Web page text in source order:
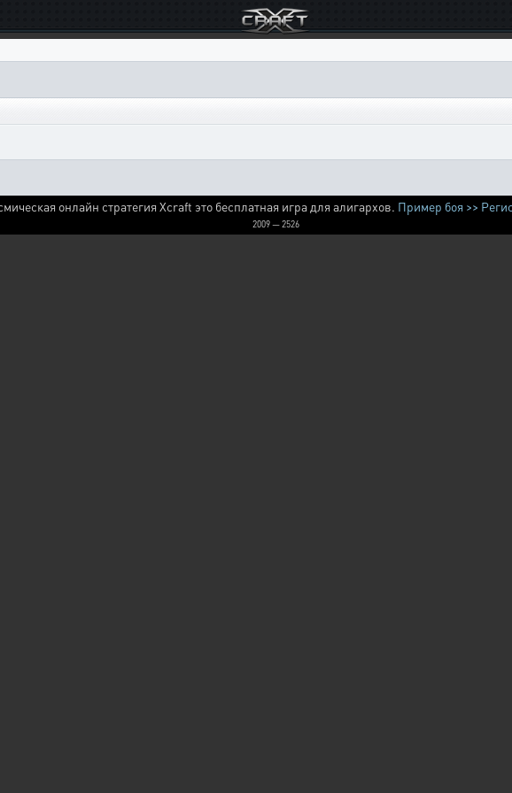
онлайн стратегия Xcraft это бесплатная игра для алигархов. Пример боя >>
2009 — 2526